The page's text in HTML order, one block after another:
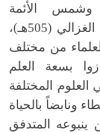
(478هـ)، وشمس الأئمة
السرخسي (490هـ)، وأبي حامد الغزالي (505هـ)،
من العلماء من مختلف
بسعة العلم
المختلفة
ونابضاً بالحياة
ينبوعه المتدفق